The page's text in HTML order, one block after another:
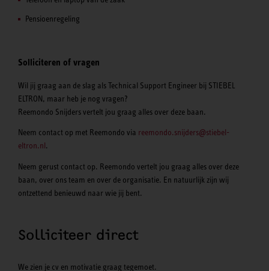
Pensioenregeling
Solliciteren of vragen
Wil jij graag aan de slag als Technical Support Engineer bij STIEBEL
ELTRON, maar heb je nog vragen?
Reemondo Snijders vertelt jou graag alles over deze baan.
Neem contact op met Reemondo via reemondo.snijders@stiebel-
eltron.nl.
Neem gerust contact op. Reemondo vertelt jou graag alles over deze
baan, over ons team en over de organisatie. En natuurlijk zijn wij
ontzettend benieuwd naar wie jij bent.
Solliciteer direct
We zien je cv en motivatie graag tegemoet.